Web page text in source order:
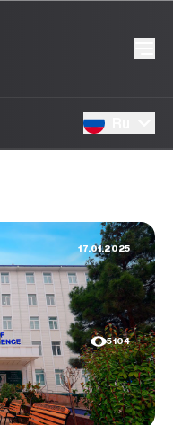
17.01.2025
5104